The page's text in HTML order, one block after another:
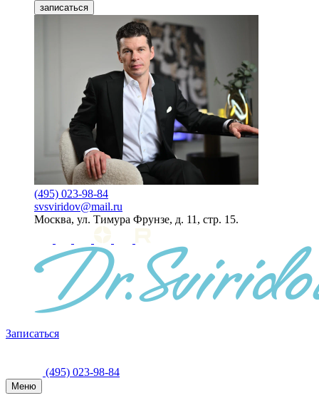
записаться
(495) 023-98-84
svsviridov@mail.ru
Москва, ул. Тимура Фрунзе, д. 11, стр. 15.
Записаться
(495) 023-98-84
Меню